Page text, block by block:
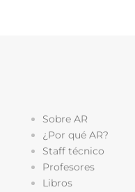
Sobre AR
¿Por qué AR?
Staff técnico
Profesores
Libros